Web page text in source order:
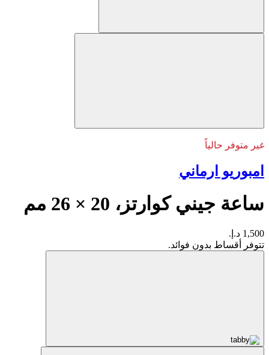
غير متوفر حالياً
امبوريو ارماني
ساعة جيني كوارتز، 20 × 26 مم
1,500 د.إ.
تتوفر أقساط بدون فوائد.